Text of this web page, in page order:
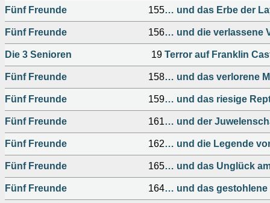
Fünf Freunde 155… und das Erbe der
Fünf Freunde 156… und die verlassene
Die 3 Senioren 19 Terror auf Franklin
Fünf Freunde 158… und das verlorene
Fünf Freunde 159… und das riesige
Fünf Freunde 161… und der
Fünf Freunde 162… und die Legende
Fünf Freunde 165… und das Unglück
Fünf Freunde 164… und das gestohlene